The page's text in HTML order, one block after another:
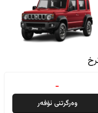
-
وەرگرتنی ئۆفەر